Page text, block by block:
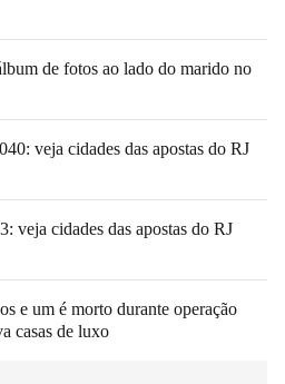
de fotos ao lado do marido no
veja cidades das apostas do RJ
veja cidades das apostas do RJ
e um é morto durante operação
casas de luxo